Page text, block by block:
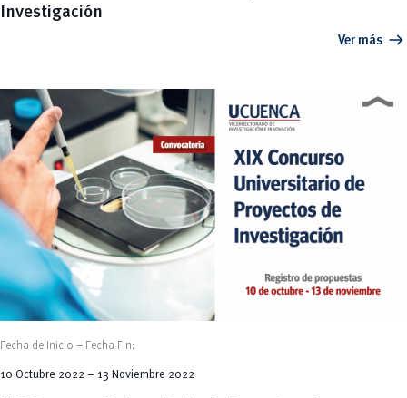
Investigación
Ver más arrow_right_alt
Fecha de Inicio – Fecha Fin:
10 Octubre 2022 – 13 Noviembre 2022